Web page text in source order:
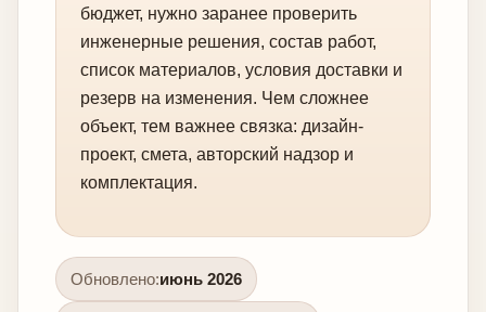
бюджет, нужно заранее проверить
инженерные решения, состав работ,
список материалов, условия доставки и
резерв на изменения. Чем сложнее
объект, тем важнее связка: дизайн-
проект, смета, авторский надзор и
комплектация.
Обновлено:июнь 2026